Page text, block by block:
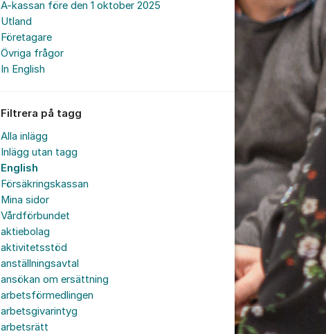
A-kassan före den 1 oktober 2025
Utland
Företagare
Övriga frågor
In English
Filtrera på tagg
Alla inlägg
Inlägg utan tagg
English
Försäkringskassan
Mina sidor
Vårdförbundet
aktiebolag
aktivitetsstöd
anställningsavtal
ansökan om ersättning
arbetsförmedlingen
arbetsgivarintyg
arbetsrätt